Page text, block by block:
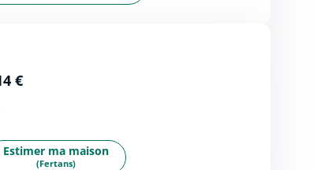
€
Estimer ma maison
(Fertans)